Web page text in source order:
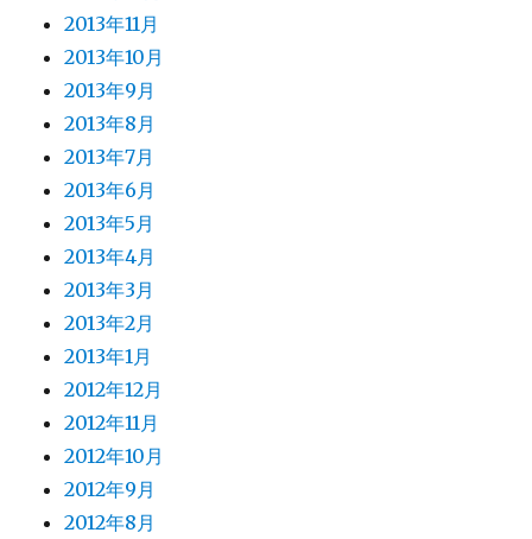
2013年11月
2013年10月
2013年9月
2013年8月
2013年7月
2013年6月
2013年5月
2013年4月
2013年3月
2013年2月
2013年1月
2012年12月
2012年11月
2012年10月
2012年9月
2012年8月